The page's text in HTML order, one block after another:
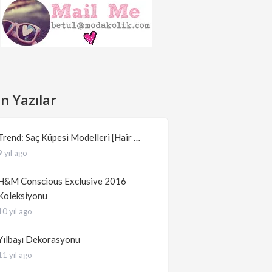
Yazılar
Saç Küpesi Modelleri [Hair …
yıl ago
Conscious Exclusive 2016
yıl ago
Dekorasyonu
yıl ago